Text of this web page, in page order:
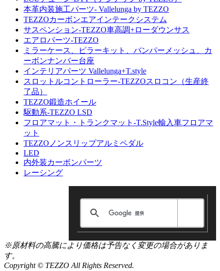
本革内装施工パーツ- Vallelunga by TEZZO
TEZZOカーボンエアインテークシステム
サスペンション-TEZZO車高調+ローダウンサス
エアロパーツ-TEZZO
ミラーケース、ピラーキット、バンパーメッシュ、カ
ーボンナンバー台座
インテリアパーツ Vallelunga+T.style
スロットルコントローラー-TEZZOスロコン（生産終
了品）
TEZZO鍛造ホイール
駆動系-TEZZO LSD
フロアマット・トランクマット-T.Style輸入車フロアマ
ット
TEZZOノンスリップアルミペダル
LED
内外装カーボンパーツ
レーシング
※原材料の高騰により価格は予告なく変更の場合がありま
す。
Copyright © TEZZO All Rights Reserved.